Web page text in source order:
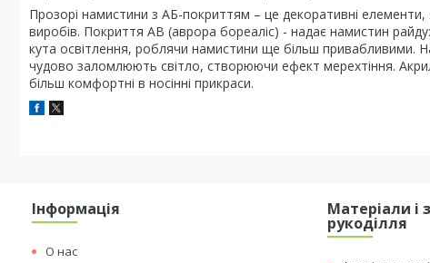
Прозорі намистини з АБ-покриттям – це декоративні елементи,
виробів. Покриття АВ (аврора бореаліс) - надає намистин
кута освітлення, роблячи намистини ще більш привабливими.
чудово заломлюють світло, створюючи ефект мерехтіння.
більш комфортні в носінні прикраси.
Інформація
О нас
Матеріали і
рукоділля